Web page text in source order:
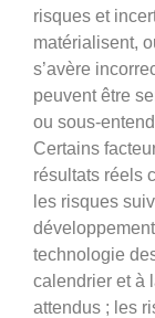
risques et
matérialisent,
s’avère
peuvent être
ou sous-
Certains
résultats réels
les risques
technologie
calendrier et à
attendus ; les